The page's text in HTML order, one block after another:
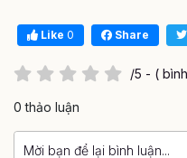
Like 0 Share
/5 - (
0 thảo luận